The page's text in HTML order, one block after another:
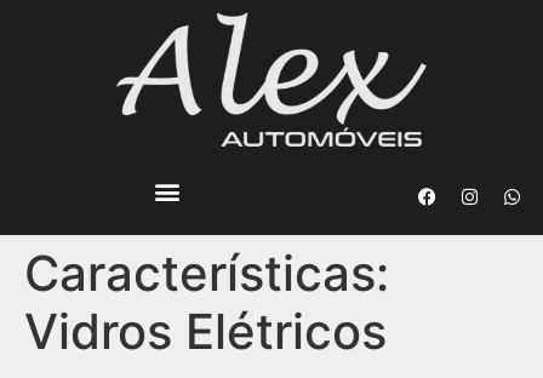
Características:
Vidros Elétricos